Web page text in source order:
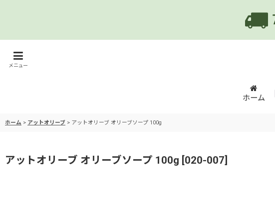
メニュー
ホーム
ホーム > アットオリーブ > アットオリーブ オリーブソープ 100g
アットオリーブ オリーブソープ 100g [020-007]